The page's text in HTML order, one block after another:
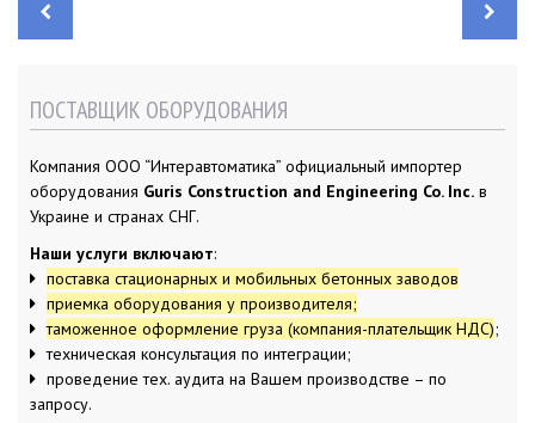
а
ПОСТАВЩИК ОБОРУДОВАНИЯ
Компания ООО “Интеравтоматика” официальный импортер
оборудования Guris Construction and Engineering Co. Inc. в
Украине и странах СНГ.
Наши услуги включают:
поставка стационарных и мобильных бетонных заводов
приемка оборудования у производителя;
таможенное оформление груза (компания-плательщик НДС);
техническая консультация по интеграции;
проведение тех. аудита на Вашем производстве – по
запросу.